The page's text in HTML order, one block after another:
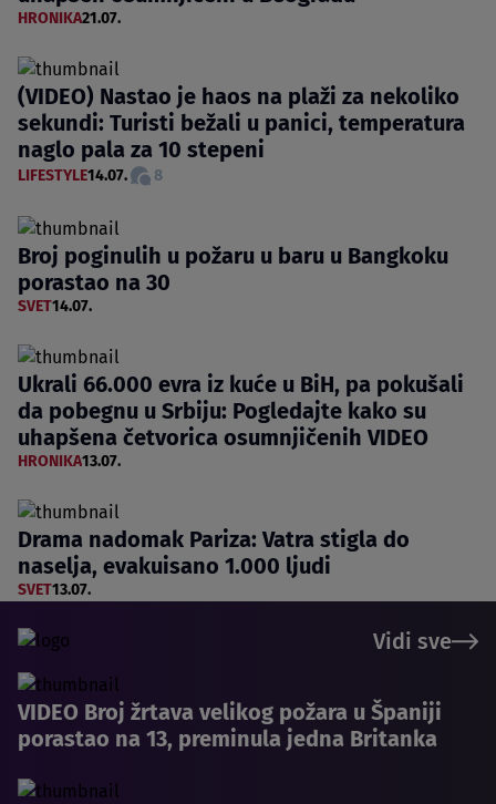
HRONIKA21.07.
(VIDEO) Nastao je haos na plaži za nekoliko
sekundi: Turisti bežali u panici, temperatura
naglo pala za 10 stepeni
LIFESTYLE14.07. 8
Broj poginulih u požaru u baru u Bangkoku
porastao na 30
SVET14.07.
Ukrali 66.000 evra iz kuće u BiH, pa pokušali
da pobegnu u Srbiju: Pogledajte kako su
uhapšena četvorica osumnjičenih VIDEO
HRONIKA13.07.
Drama nadomak Pariza: Vatra stigla do
naselja, evakuisano 1.000 ljudi
SVET13.07.
Vidi sve
VIDEO Broj žrtava velikog požara u Španiji
porastao na 13, preminula jedna Britanka